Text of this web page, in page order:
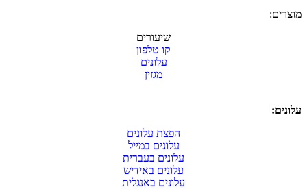
מוצרים:
שיעורים
קו טלפון
עלונים
מגזין
עלונים:
הפצת עלונים
עלונים במייל
עלונים בעברית
עלונים באידיש
עלונים באנגלית